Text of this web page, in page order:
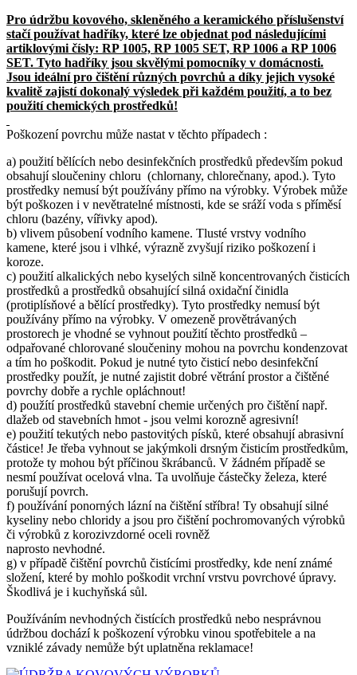
Pro údržbu kovového, skleněného a keramického příslušenství
stačí používat hadříky, které lze objednat pod následujícími
artiklovými čísly: RP 1005, RP 1005 SET, RP 1006 a RP 1006
SET. Tyto hadříky jsou skvělými pomocníky v domácnosti.
Jsou ideální pro čištění různých povrchů a díky jejich vysoké
kvalitě zajistí dokonalý výsledek při každém použití, a to bez
použití chemických prostředků!
Poškození povrchu může nastat v těchto případech :
a) použití bělících nebo desinfekčních prostředků především pokud
obsahují sloučeniny chloru (chlornany, chlorečnany, apod.). Tyto
prostředky nemusí být používány přímo na výrobky. Výrobek může
být poškozen i v nevětratelné místnosti, kde se sráží voda s příměsí
chloru (bazény, vířivky apod).
b) vlivem působení vodního kamene. Tlusté vrstvy vodního
kamene, které jsou i vlhké, výrazně zvyšují riziko poškození i
koroze.
c) použití alkalických nebo kyselých silně koncentrovaných čisticích
prostředků a prostředků obsahující silná oxidační činidla
(protiplísňové a bělící prostředky). Tyto prostředky nemusí být
používány přímo na výrobky. V omezeně provětrávaných
prostorech je vhodné se vyhnout použití těchto prostředků –
odpařované chlorované sloučeniny mohou na povrchu kondenzovat
a tím ho poškodit. Pokud je nutné tyto čisticí nebo desinfekční
prostředky použít, je nutné zajistit dobré větrání prostor a čištěné
povrchy dobře a rychle opláchnout!
d) použítí prostředků stavební chemie určených pro čištění např.
dlažeb od stavebních hmot - jsou velmi korozně agresivní!
e) použití tekutých nebo pastovitých písků, které obsahují abrasivní
částice! Je třeba vyhnout se jakýmkoli drsným čisticím prostředkům,
protože ty mohou být příčinou škrábanců. V žádném případě se
nesmí používat ocelová vlna. Ta uvolňuje částečky železa, které
porušují povrch.
f) používání ponorných lázní na čištění stříbra! Ty obsahují silné
kyseliny nebo chloridy a jsou pro čištění pochromovaných výrobků
či výrobků z korozivzdorné oceli rovněž
naprosto nevhodné.
g) v případě čištění povrchů čistícími prostředky, kde není známé
složení, které by mohlo poškodit vrchní vrstvu povrchové úpravy.
Škodlivá je i kuchyňská sůl.
Používáním nevhodných čistících prostředků nebo nesprávnou
údržbou dochází k poškození výrobku vinou spotřebitele a na
vzniklé závady nemůže být uplatněna reklamace!